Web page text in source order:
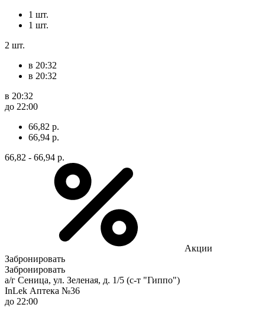
1 шт.
1 шт.
2 шт.
в 20:32
в 20:32
в 20:32
до 22:00
66,82 р.
66,94 р.
66,82 - 66,94 р.
Акции
Забронировать
Забронировать
а/г Сеница, ул. Зеленая, д. 1/5 (с-т "Гиппо")
InLek Аптека №36
до 22:00